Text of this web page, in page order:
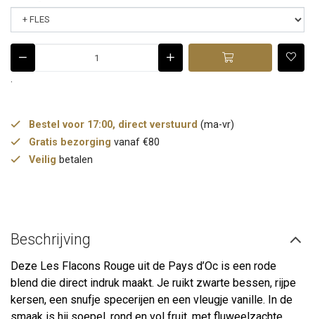
.
Bestel voor 17:00, direct verstuurd (ma-vr)
Gratis bezorging vanaf €80
Veilig betalen
Beschrijving
Deze Les Flacons Rouge uit de Pays d’Oc is een rode
blend die direct indruk maakt. Je ruikt zwarte bessen, rijpe
kersen, een snufje specerijen en een vleugje vanille. In de